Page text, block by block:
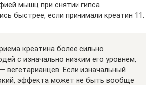
мышц при снятии гипса
быстрее, если принимали креатин 11.
креатина более сильно
с изначально низким его уровнем,
вегетарианцев. Если изначальный
эффекта может не быть вообще